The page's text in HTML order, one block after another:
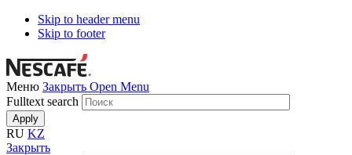
Skip to header menu
Skip to footer
Меню Закрыть Open Menu
Fulltext search
RU KZ
Закрыть